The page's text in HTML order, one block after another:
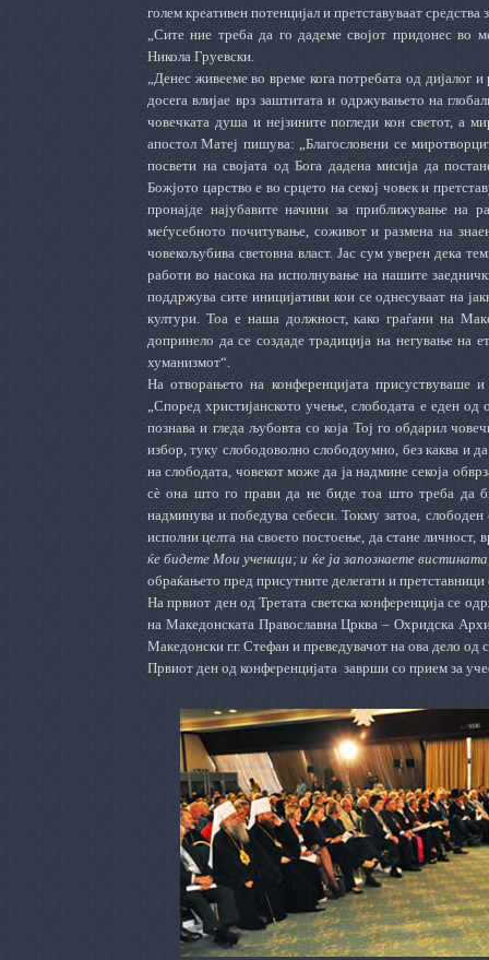
голем креативен потенцијал и претставуваат
„Сите ние треба да го дадеме својот придонес во
Никола Груевски.
„Денес живееме во време кога потребата од дијалог
досега влијае врз заштитата и одржувањето на
човечката душа и нејзините погледи кон светот, а
апостол Матеј пишува: „Благословени се
посвети на својата од Бога дадена мисија да
Божјото царство е во срцето на секој човек и
пронајде најубавите начини за приближување на
меѓусебното почитување, соживот и размена на
човекољубива световна власт. Јас сум уверен дека
работи во насока на исполнување на нашите
поддржува сите иницијативи кои се однесуваат на
култури. Тоа е наша должност, како граѓани на
допринело да се создаде традиција на негување на
хуманизмот“.
На отворањето на конференцијата
„Според христијанското учење, слободата е еден
познава и гледа љубовта со која Тој го обдарил
избор, туку слободоволно слободоумно, без каква и
на слободата, човекот може да ја надмине секоја
сѐ она што го прави да не биде тоа што треба да
надминува и победува себеси.Токму затоа, слободен
исполни целта на своето постоење, да стане личност,
ќе бидете Мои ученици; и ќе ја запознаете
обраќањето пред присутните делегати и
На првиот ден од Третата светска конференција се
на Македонската Православна Црква– Охридска
Македонски г.г. Стефан и преведувачот на ова дело
Првиот ден од конференцијата заврши со прием за